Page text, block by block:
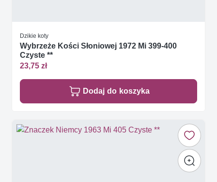
Dzikie koty
Wybrzeże Kości Słoniowej 1972 Mi 399-400
Czyste **
23,75 zł
Dodaj do koszyka